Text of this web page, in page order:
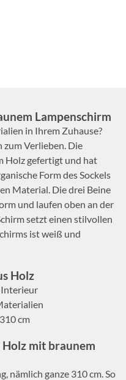
Lampenschirm
in Ihrem Zuhause?
zum Verlieben. Die
Holz gefertigt und hat
Form des Sockels
Material. Die drei Beine
und laufen oben an der
setzt einen stilvollen
ist weiß und
Holz
Interieur
cm
mit braunem
nämlich ganze 310 cm. So